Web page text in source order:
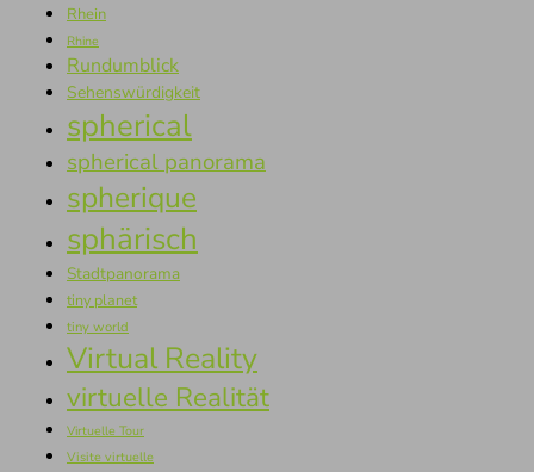
Rhein
Rhine
Rundumblick
Sehenswürdigkeit
spherical
spherical panorama
spherique
sphärisch
Stadtpanorama
tiny planet
tiny world
Virtual Reality
virtuelle Realität
Virtuelle Tour
Visite virtuelle